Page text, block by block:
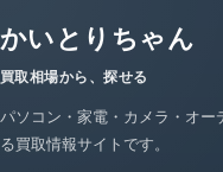
かいとりちゃん
買取相場から、探せる
パソコン・家電・カメラ・オー
る買取情報サイトです。